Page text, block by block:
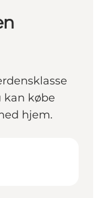
kan købe
hjem.